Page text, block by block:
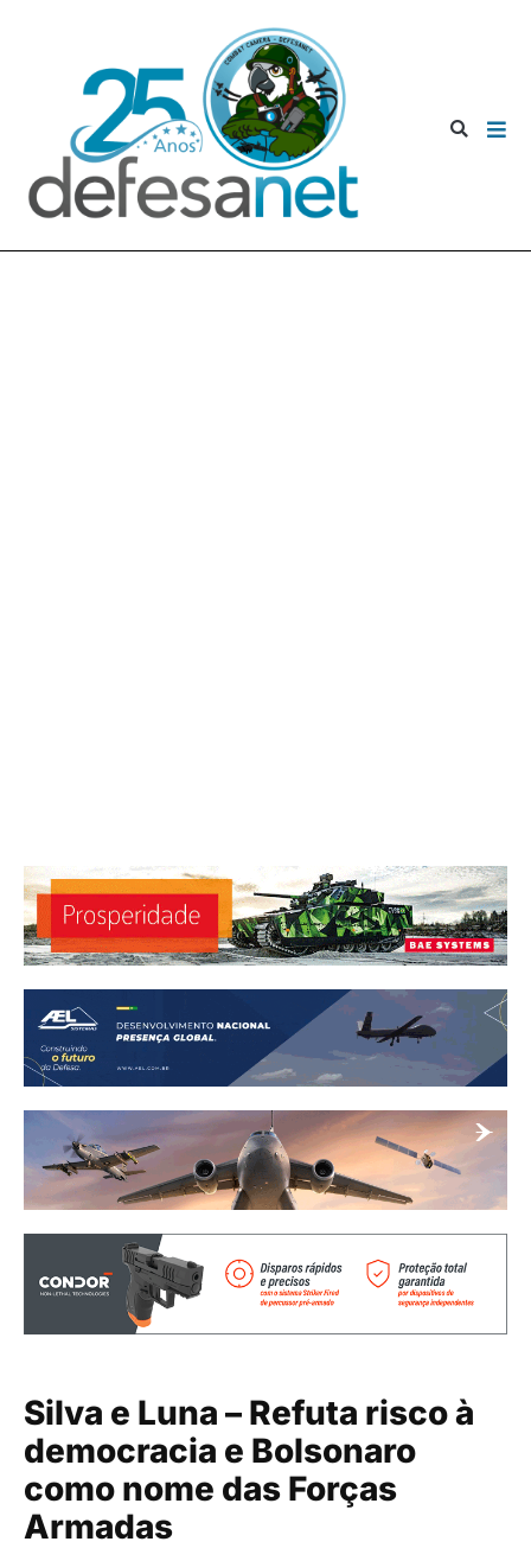
Silva e Luna – Refuta risco à
democracia e Bolsonaro
como nome das Forças
Armadas